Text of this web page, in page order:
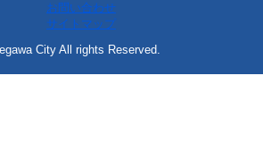
お問い合わせ
サイトマップ
City All rights Reserved.